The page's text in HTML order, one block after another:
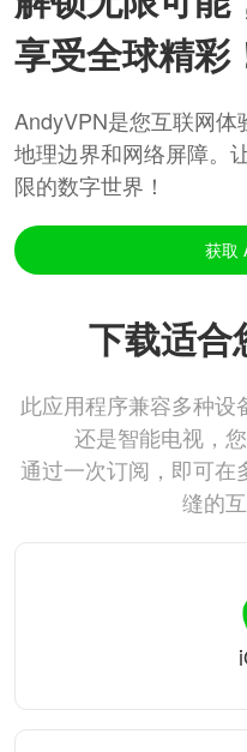
享受全球精彩
AndyVPN是您互联网
地理边界和网络屏障。
限的数字世界！
获取
下载适合
此应用程序兼容多种设
还是智能电视，
通过一次订阅，即可在
缝的